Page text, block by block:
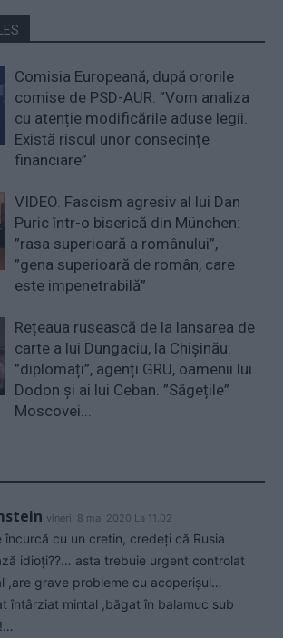
Comisia Europeană, după ororile
comise de PSD-AUR: ”Vom analiza
cu atenție modificările aduse legii.
Există riscul unor consecințe
financiare”
VIDEO. Fascism agresiv al lui Dan
Puric într-o biserică din München:
”rasa superioară a românului”,
”gena superioară de român, care
este impenetrabilă”
Rețeaua rusească de la lansarea de
carte a lui Dungaciu, la Chișinău:
”diplomați”, agenți GRU, oamenii lui
Dodon și ai lui Ceban. ”Săgețile”
Moscovei...
vineri, 8 mai 2020 La 11.02
încurcă cu un cretin, credeți că Rusia
idioți??… asta trebuie urgent controlat
,are grave probleme cu acoperișul…
întârziat mintal ,băgat în balamuc sub